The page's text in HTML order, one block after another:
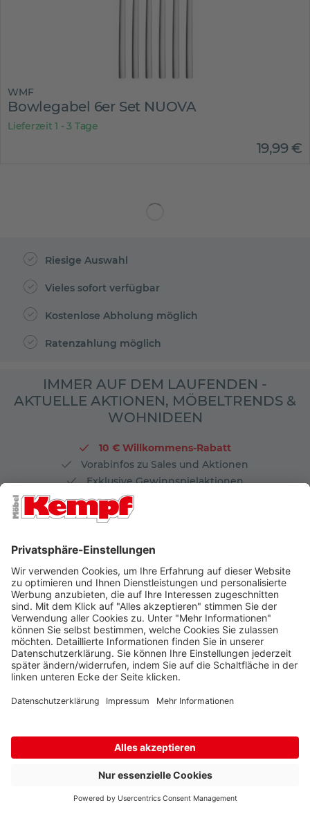
WMF
Bowlegabel 6er Set NUOVA
Lieferzeit 1 - 3 Tage
19,99€
Riesige Auswahl
Vieles sofort verfügbar
Kostenlose Abholung möglich
Ratenzahlung möglich
IMMER AUF DEM LAUFENDEN -
AKTUELLE AKTIONEN, MÖBELTRENDS &
WOHNIDEEN
10 € Willkommens-Rabatt
Vorabinfos zu Sales und Aktionen
Exklusive Gewinnspielaktionen
Ihre E-Mail-Adresse
ONLINE-ZAHLUNGSARTEN
Rechnung
Ratenkauf Lastschrift
SERVICEPARTNER